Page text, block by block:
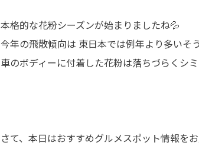
本格的な花粉シーズンが始まりましたね💦
今年の飛散傾向は 東日本では例年より多いそう
車のボディーに付着した花粉は落ちづらくシ
さて、本日はおすすめグルメスポット情報を